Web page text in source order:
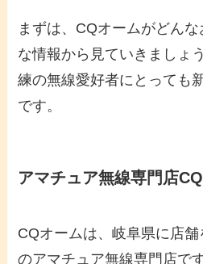
まずは、CQオームがどん
な情報から見ていきましょ
練の無線愛好者にとっても
です。
アマチュア無線専門店
CQオームは、岐阜県に店
のアマチュア無線専門店で